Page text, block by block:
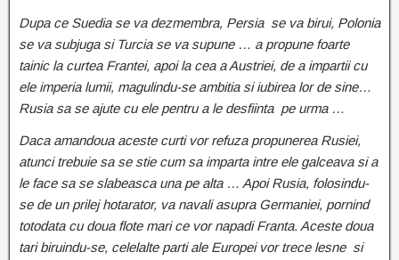
Dupa ce Suedia se va dezmembra, Persia se va birui, Polonia
se va subjuga si Turcia se va supune … a propune foarte
tainic la curtea Frantei, apoi la cea a Austriei, de a impartii cu
ele imperia lumii, magulindu-se ambitia si iubirea lor de sine…
Rusia sa se ajute cu ele pentru a le desfiinta pe urma …
Daca amandoua aceste curti vor refuza propunerea Rusiei,
atunci trebuie sa se stie cum sa imparta intre ele galceava si a
le face sa se slabeasca una pe alta … Apoi Rusia, folosindu-
se de un prilej hotarator, va navali asupra Germaniei, pornind
totodata cu doua flote mari ce vor napadi Franta. Aceste doua
tari biruindu-se, celelalte parti ale Europei vor trece lesne si